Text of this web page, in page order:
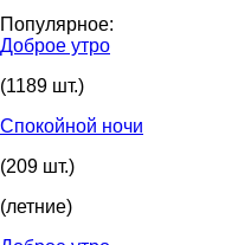
Популярное:
Доброе утро
(1189 шт.)
Спокойной ночи
(209 шт.)
(летние)